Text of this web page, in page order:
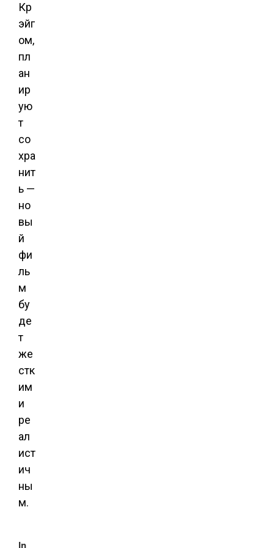
Кр
эйг
ом,
пл
ан
ир
ую
т
со
хра
нит
ь —
но
вы
й
фи
ль
м
бу
де
т
же
стк
им
и
ре
ал
ист
ич
ны
м.